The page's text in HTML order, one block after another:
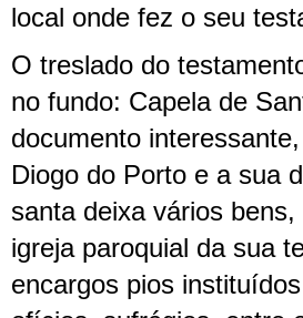
local onde fez o seu
O treslado do
no fundo: Capela de
documento
Diogo do Porto e a sua
santa deixa vários
igreja paroquial da sua
encargos pios